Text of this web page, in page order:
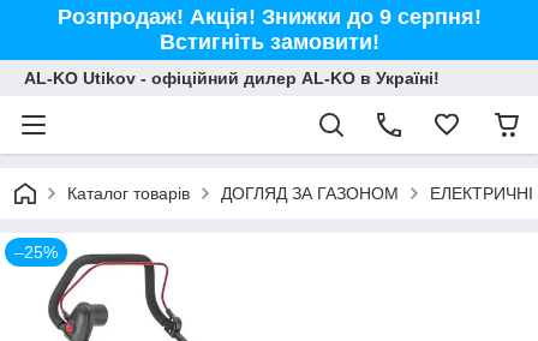
Розпродаж! Акція! Знижки до 9 серпня!
Встигніть замовити!
AL-KO Utikov - офіційний дилер AL-KO в Україні!
Каталог товарів ДОГЛЯД ЗА ГАЗОНОМ
–25%